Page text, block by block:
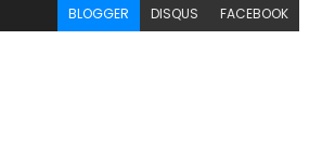
BLOGGER DISQUS FACEBOOK